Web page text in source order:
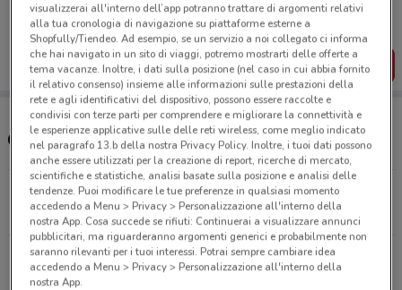
salvarle e creare la tua lista del risparmio, comodamente
dal tuo cellulare.
SCARICA L’APP
Concessionari Lancia - Mopar nelle vicinanze
Via Garibaldi, 18 Sesto San Giovanni
144 m
CHIUSO
Via Fiorani, 111/113 Sesto San Giovanni
700 m
visualizzerai all'interno dell’app potranno trattare di argomenti relativi
alla tua cronologia di navigazione su piattaforme esterne a
Shopfully/Tiendeo. Ad esempio, se un servizio a noi collegato ci informa
che hai navigato in un sito di viaggi, potremo mostrarti delle offerte a
tema vacanze. Inoltre, i dati sulla posizione (nel caso in cui abbia fornito
il relativo consenso) insieme alle informazioni sulle prestazioni della
rete e agli identificativi del dispositivo, possono essere raccolte e
condivisi con terze parti per comprendere e migliorare la connettività e
le esperienze applicative sulle delle reti wireless, come meglio indicato
nel paragrafo 13.b della nostra Privacy Policy. Inoltre, i tuoi dati possono
anche essere utilizzati per la creazione di report, ricerche di mercato,
scientifiche e statistiche, analisi basate sulla posizione e analisi delle
tendenze. Puoi modificare le tue preferenze in qualsiasi momento
accedendo a Menu > Privacy > Personalizzazione all'interno della
nostra App. Cosa succede se rifiuti: Continuerai a visualizzare annunci
pubblicitari, ma riguarderanno argomenti generici e probabilmente non
saranno rilevanti per i tuoi interessi. Potrai sempre cambiare idea
accedendo a Menu > Privacy > Personalizzazione all'interno della
nostra App.